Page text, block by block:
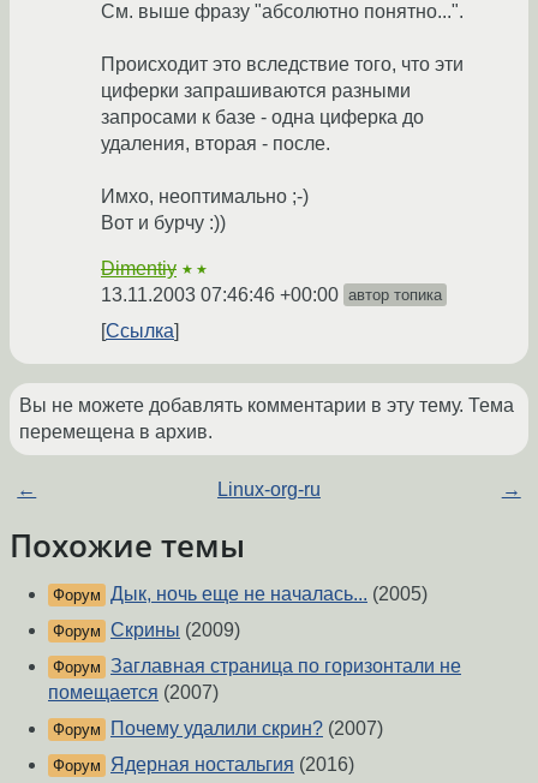
См. выше фразу "абсолютно понятно...".
Происходит это вследствие того, что эти
циферки запрашиваются разными
запросами к базе - одна циферка до
удаления, вторая - после.
Имхо, неоптимально ;-)
Вот и бурчу :))
Dimentiy ★★
13.11.2003 07:46:46 +00:00 автор топика
Ссылка
Вы не можете добавлять комментарии в эту тему. Тема
перемещена в архив.
← Linux-org-ru →
Похожие темы
Форум Дык, ночь еще не началась... (2005)
Форум Скрины (2009)
Форум Заглавная страница по горизонтали не
помещается (2007)
Форум Почему удалили скрин? (2007)
Форум Ядерная ностальгия (2016)